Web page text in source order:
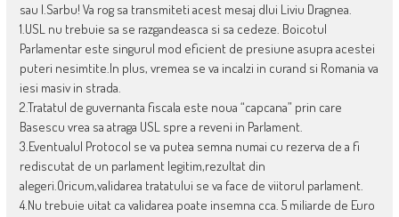
sau I.Sarbu! Va rog sa transmiteti acest mesaj dlui Liviu Dragnea.
1.USL nu trebuie sa se razgandeasca si sa cedeze. Boicotul
Parlamentar este singurul mod eficient de presiune asupra acestei
puteri nesimtite.In plus, vremea se va incalzi in curand si Romania va
iesi masiv in strada.
2.Tratatul de guvernanta fiscala este noua “capcana” prin care
Basescu vrea sa atraga USL spre a reveni in Parlament.
3.Eventualul Protocol se va putea semna numai cu rezerva de a fi
rediscutat de un parlament legitim,rezultat din
alegeri.Oricum,validarea tratatului se va face de viitorul parlament.
4.Nu trebuie uitat ca validarea poate insemna cca. 5 miliarde de Euro